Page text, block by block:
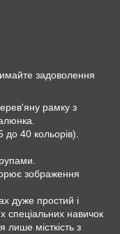
задоволення
рамку з
до 40 кольорів).
зображення
дуже простий і
спеціальних навичок
місткість з